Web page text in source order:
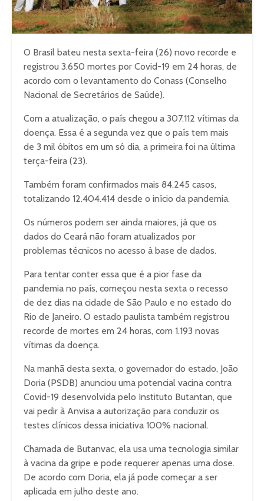
O Brasil bateu nesta sexta-feira (26) novo recorde e
registrou 3.650 mortes por Covid-19 em 24 horas, de
acordo com o levantamento do Conass (Conselho
Nacional de Secretários de Saúde).
Com a atualização, o país chegou a 307.112 vítimas da
doença. Essa é a segunda vez que o país tem mais
de 3 mil óbitos em um só dia, a primeira foi na última
terça-feira (23).
Também foram confirmados mais 84.245 casos,
totalizando 12.404.414 desde o início da pandemia.
Os números podem ser ainda maiores, já que os
dados do Ceará não foram atualizados por
problemas técnicos no acesso à base de dados.
Para tentar conter essa que é a pior fase da
pandemia no país, começou nesta sexta o recesso
de dez dias na cidade de São Paulo e no estado do
Rio de Janeiro. O estado paulista também registrou
recorde de mortes em 24 horas, com 1.193 novas
vítimas da doença.
Na manhã desta sexta, o governador do estado, João
Doria (PSDB) anunciou uma potencial vacina contra
Covid-19 desenvolvida pelo Instituto Butantan, que
vai pedir à Anvisa a autorização para conduzir os
testes clínicos dessa iniciativa 100% nacional.
Chamada de Butanvac, ela usa uma tecnologia similar
à vacina da gripe e pode requerer apenas uma dose.
De acordo com Doria, ela já pode começar a ser
aplicada em julho deste ano.